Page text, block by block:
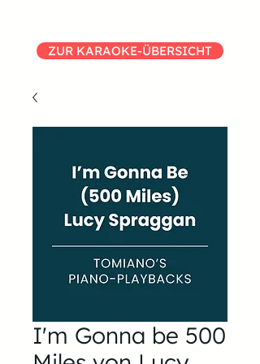
ZUR KARAOKE-ÜBERSICHT
I'm Gonna be 500